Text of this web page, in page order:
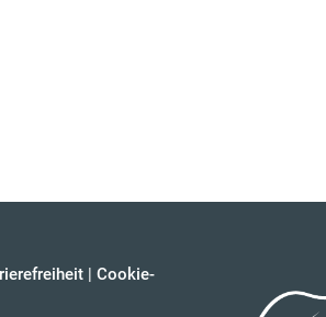
| Cookie-